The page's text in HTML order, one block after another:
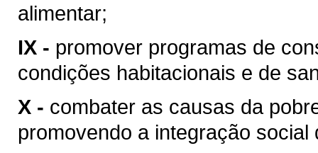
alimentar;
IX - promover programas de
condições habitacionais e de
X - combater as causas da
promovendo a integração